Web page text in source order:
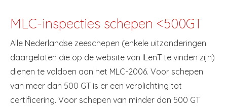
MLC-inspecties schepen <500GT
Alle Nederlandse zeeschepen (enkele uitzonderingen
daargelaten die op de website van ILenT te vinden zijn)
dienen te voldoen aan het MLC-2006. Voor schepen
van meer dan 500 GT is er een verplichting tot
certificering. Voor schepen van minder dan 500 GT